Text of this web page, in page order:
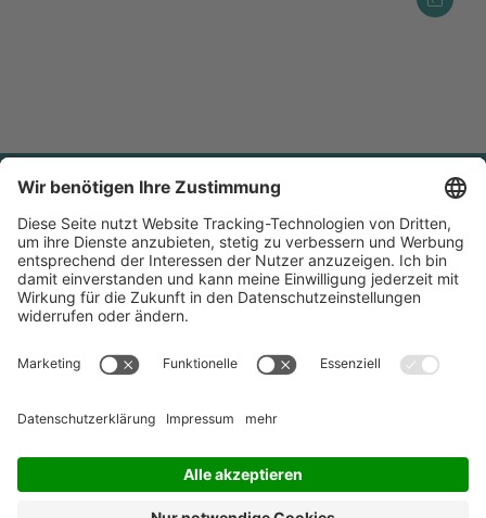
Newsletter bestellen
Aktuelle Infos rund um die Gesundheitsbranche, mit
aktuellen Themen und Entwicklungen,
in Healthcare-Einrichtungen.
Jetzt abonnieren!